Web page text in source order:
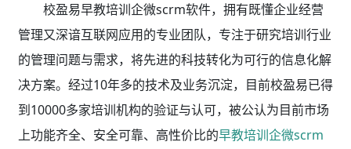
校盈易早教培训企微scrm软件，拥有既懂企业经营
管理又深谙互联网应用的专业团队，专注于研究培训行业
的管理问题与需求，将先进的科技转化为可行的信息化解
决方案。经过10年多的技术及业务沉淀，目前校盈易已得
到10000多家培训机构的验证与认可，被公认为目前市场
上功能齐全、安全可靠、高性价比的早教培训企微scrm